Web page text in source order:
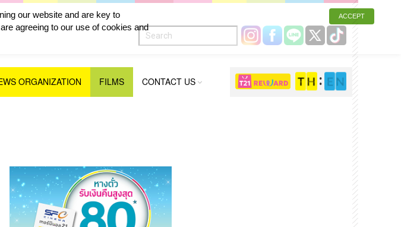
ORGANIZATION FILMS CONTACT US
our website and are key to
agreeing to our use of cookies and
ACCEPT